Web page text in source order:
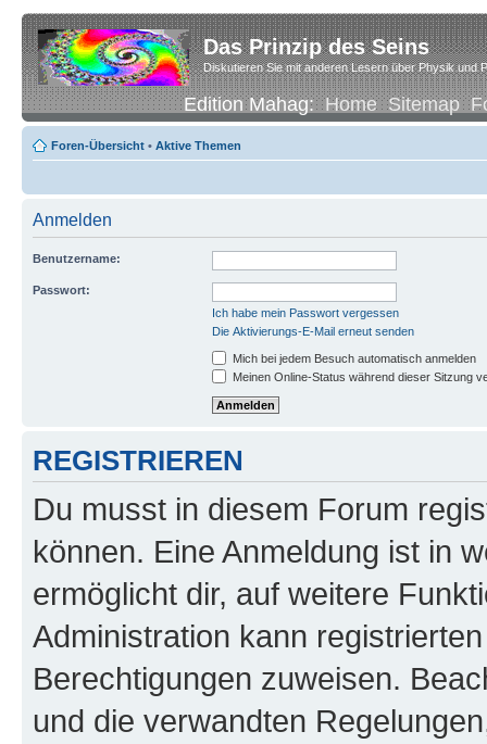
Das Prinzip des Seins
Diskutieren Sie mit anderen Lesern über Physik und
Edition Mahag:Home Sitemap
Foren-Übersicht • Aktive Themen
Anmelden
Benutzername:
Passwort:
Ich habe mein Passwort vergessen
Die Aktivierungs-E-Mail erneut senden
Mich bei jedem Besuch automatisch anmelden
Meinen Online-Status während dieser Sitzung
REGISTRIEREN
Du musst in diesem Forum
können. Eine Anmeldung ist in
ermöglicht dir, auf weitere
Administration kann
Berechtigungen zuweisen.
und die verwandten